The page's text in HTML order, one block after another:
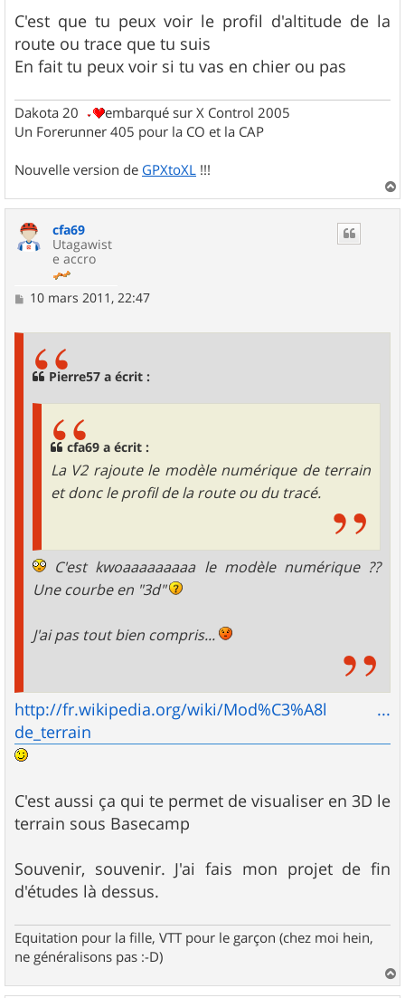
s
s
a
g
e
C'est que tu peux voir le profil d'altitude de la
route ou trace que tu suis
En fait tu peux voir si tu vas en chier ou pas
Dakota 20
embarqué sur X Control 2005
Un Forerunner 405 pour la CO et la CAP
Nouvelle version de GPXtoXL !!!
a
cfa69
Utagawist
e accro
M10 mars 2011, 22:47
Pierre57 a écrit :
cfa69 a écrit :
La V2 rajoute le modèle numérique de terrain
et donc le profil de la route ou du tracé.
C'est kwoaaaaaaaaa le modèle numérique ??
Une courbe en "3d"
J'ai pas tout bien compris...
http://fr.wikipedia.org/wiki/Mod%C3%A8l ...
de_terrain
C'est aussi ça qui te permet de visualiser en 3D le
terrain sous Basecamp
Souvenir, souvenir. J'ai fais mon projet de fin
d'études là dessus.
Equitation pour la fille, VTT pour le garçon (chez moi hein,
ne généralisons pas :-D)
a